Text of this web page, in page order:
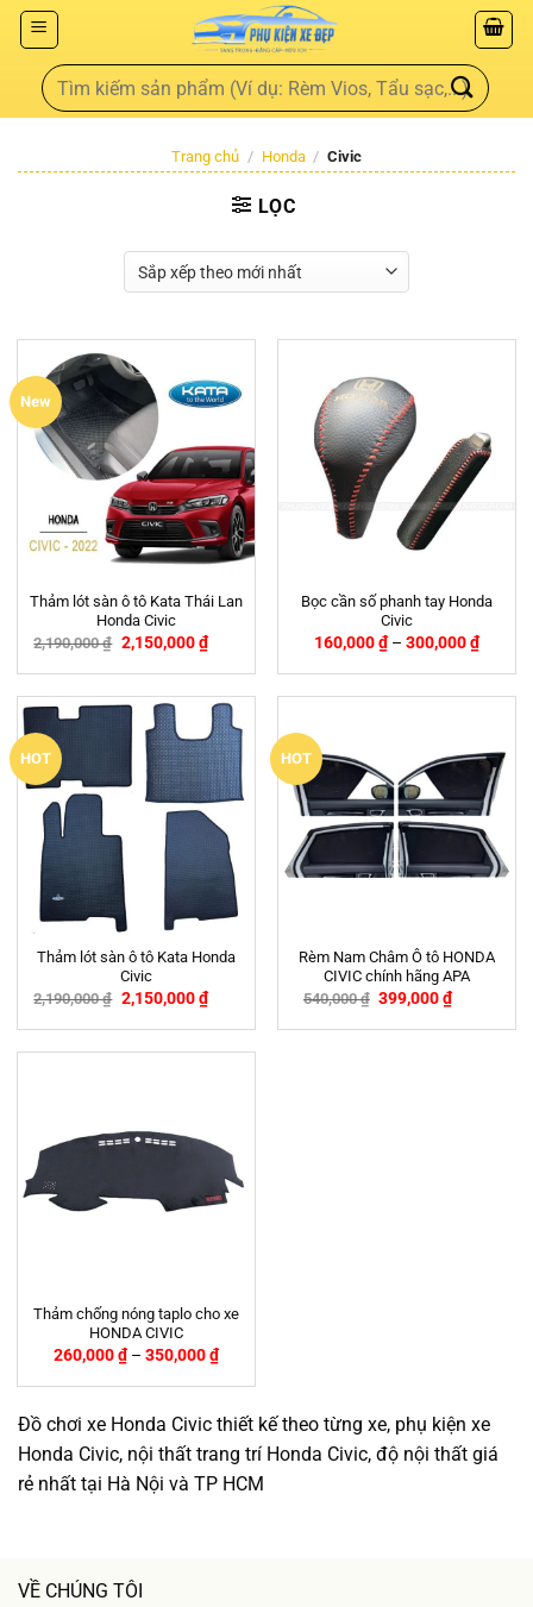
Trang chủ / Honda / Civic
LỌC
New
Thảm lót sàn ô tô Kata Thái Lan
Honda Civic
2,190,000₫ 2,150,000₫
Bọc cần số phanh tay Honda
Civic
160,000₫ – 300,000₫
HOT
Thảm lót sàn ô tô Kata Honda
Civic
2,190,000₫ 2,150,000₫
HOT
Rèm Nam Châm Ô tô HONDA
CIVIC chính hãng APA
540,000₫ 399,000₫
Thảm chống nóng taplo cho xe
HONDA CIVIC
260,000₫ – 350,000₫
Đồ chơi xe Honda Civic thiết kế theo từng xe, phụ kiện xe
Honda Civic, nội thất trang trí Honda Civic, độ nội thất giá
rẻ nhất tại Hà Nội và TP HCM
VỀ CHÚNG TÔI